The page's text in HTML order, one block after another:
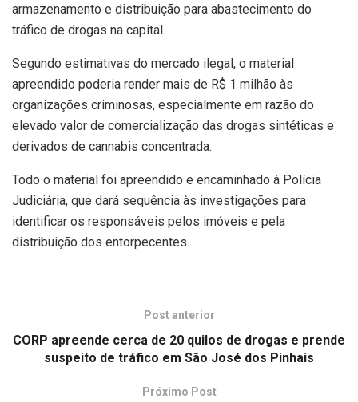
armazenamento e distribuição para abastecimento do
tráfico de drogas na capital.
Segundo estimativas do mercado ilegal, o material
apreendido poderia render mais de R$ 1 milhão às
organizações criminosas, especialmente em razão do
elevado valor de comercialização das drogas sintéticas e
derivados de cannabis concentrada.
Todo o material foi apreendido e encaminhado à Polícia
Judiciária, que dará sequência às investigações para
identificar os responsáveis pelos imóveis e pela
distribuição dos entorpecentes.
Post anterior
CORP apreende cerca de 20 quilos de drogas e prende
suspeito de tráfico em São José dos Pinhais
Próximo Post